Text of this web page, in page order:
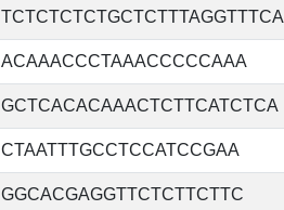
TCTCTCTCTGCTCTTTAGGTTTCA
ACAAACCCTAAACCCCCAAA
GCTCACACAAACTCTTCATCTCA
CTAATTTGCCTCCATCCGAA
GGCACGAGGTTCTCTTCTTC